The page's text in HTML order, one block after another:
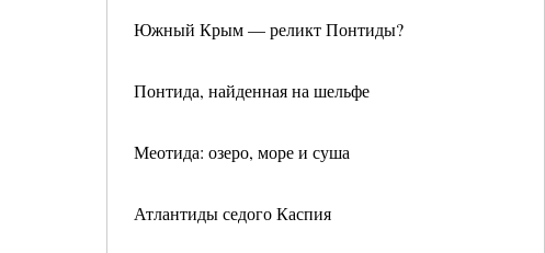
Южный Крым — реликт Понтиды?
Понтида, найденная на шельфе
Меотида: озеро, море и суша
Атлантиды седого Каспия